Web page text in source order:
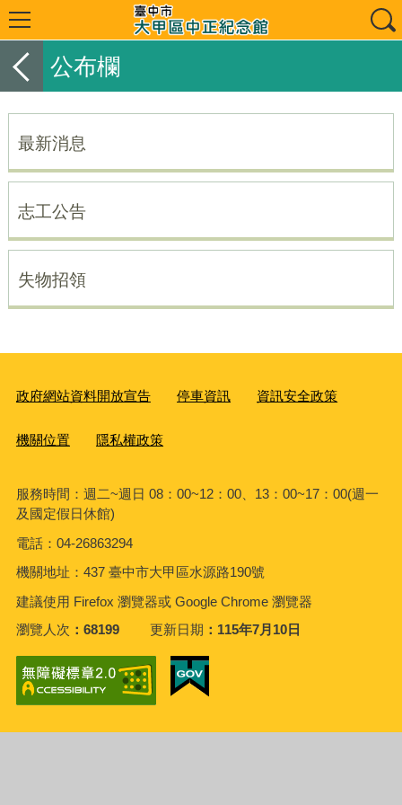
公布欄
最新消息
志工公告
失物招領
政府網站資料開放宣告 停車資訊 資訊安全政策
機關位置 隱私權政策
服務時間：週二~週日 08：00~12：00、13：00~17：00(週一
及國定假日休館)
電話：04-26863294
機關地址：437 臺中市大甲區水源路190號
建議使用 Firefox 瀏覽器或 Google Chrome 瀏覽器
瀏覽人次
68199 更新日期 115年7月10日